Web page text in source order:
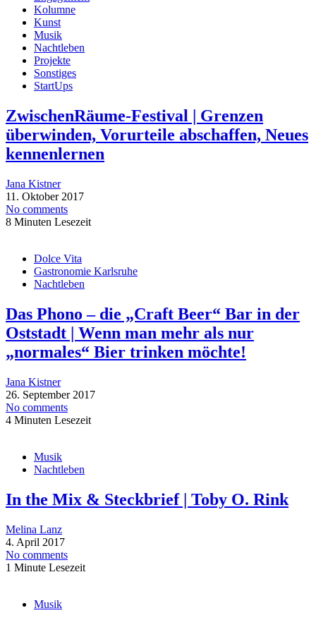
Kolumne
Kunst
Musik
Nachtleben
Projekte
Sonstiges
StartUps
ZwischenRäume-Festival | Grenzen
überwinden, Vorurteile abschaffen, Neues
kennenlernen
Jana Kistner
11. Oktober 2017
No comments
8 Minuten Lesezeit
Dolce Vita
Gastronomie Karlsruhe
Nachtleben
Das Phono – die „Craft Beer“ Bar in der
Oststadt | Wenn man mehr als nur
„normales“ Bier trinken möchte!
Jana Kistner
26. September 2017
No comments
4 Minuten Lesezeit
Musik
Nachtleben
In the Mix & Steckbrief | Toby O. Rink
Melina Lanz
4. April 2017
No comments
1 Minute Lesezeit
Musik